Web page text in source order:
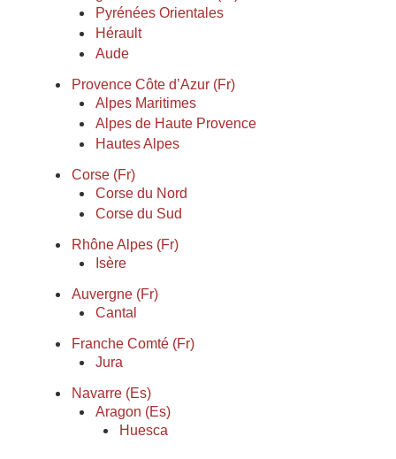
Pyrénées Orientales
Hérault
Aude
Provence Côte d’Azur (Fr)
Alpes Maritimes
Alpes de Haute Provence
Hautes Alpes
Corse (Fr)
Corse du Nord
Corse du Sud
Rhône Alpes (Fr)
Isère
Auvergne (Fr)
Cantal
Franche Comté (Fr)
Jura
Navarre (Es)
Aragon (Es)
Huesca